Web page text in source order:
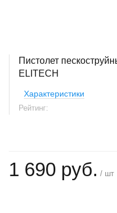
Пистолет
ELITECH
Характеристики
Рейтинг:
1 690 руб. / шт